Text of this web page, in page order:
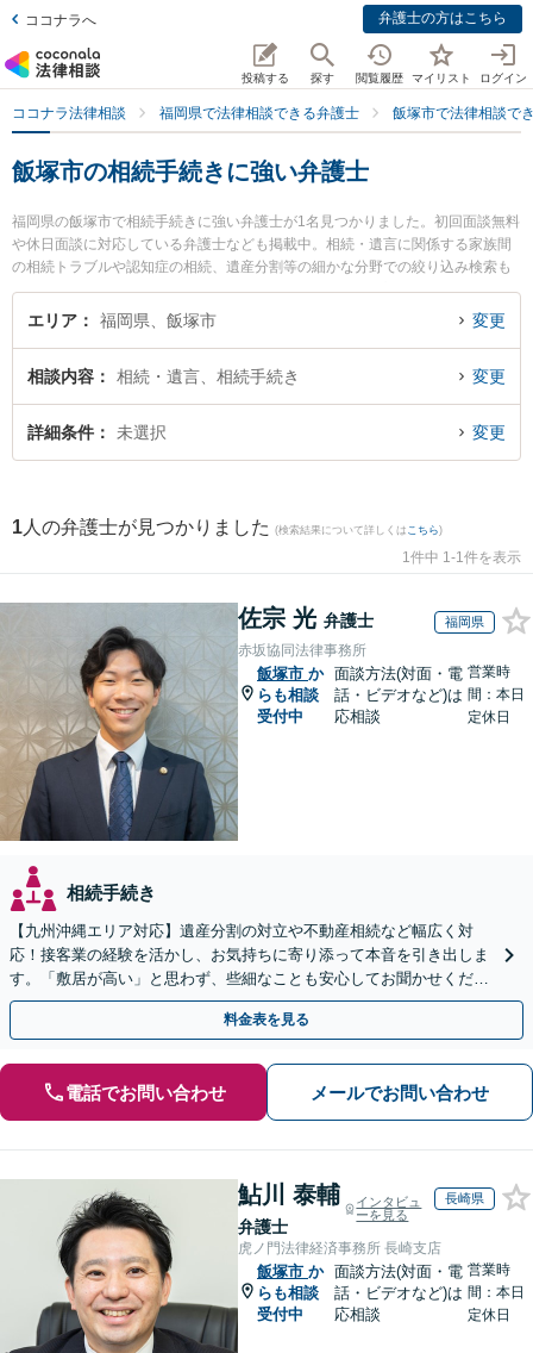
ココナラへ 弁護士の方はこちら
投稿する 探す 閲覧履歴 マイリスト ログイン
ココナラ法律相談 福岡県で法律相談できる弁護士 飯塚市で法律相談で
飯塚市の相続手続きに強い弁護士
福岡県の飯塚市で相続手続きに強い弁護士が1名見つかりました。初回面談無料
や休日面談に対応している弁護士なども掲載中。相続・遺言に関係する家族間
の相続トラブルや認知症の相続、遺産分割等の細かな分野での絞り込み検索も
でき便利です。特に小島法律事務所の椛島 雅人弁護士のプロフィール情報や弁
護士費用、強みなどが注目されています。『飯塚市で土日や夜間に発生した相
法律相談できる飯塚市内の弁護士に相談予約したい』などでお困りの相談者さ
んにおすすめです。
エリア 福岡県、飯塚市 変更
相談内容 相続・遺言、相続手続き 変更
詳細条件 未選択 変更
1 人の弁護士が見つかりました (検索結果について詳しくは こちら)
1件中 1-1件を表示
佐宗 光 弁護士 福岡県
赤坂協同法律事務所
飯塚市 か
らも相談
受付中
面談方法(対面・電
話・ビデオなど)は
応相談
営業時
間：本日
定休日
相続手続き
【九州沖縄エリア対応】遺産分割の対立や不動産相続など幅広く対
応！接客業の経験を活かし、お気持ちに寄り添って本音を引き出しま
す。「敷居が高い」と思わず、些細なことも安心してお聞かせくださ
い【初回相談無料】【夜間・休日相談可】
料金表を見る
電話でお問い合わせ メールでお問い合わせ
鮎川 泰輔
弁護士
インタビュ
ーを見る
長崎県
虎ノ門法律経済事務所 長崎支店
飯塚市 か
らも相談
受付中
面談方法(対面・電
話・ビデオなど)は
応相談
営業時
間：本日
定休日